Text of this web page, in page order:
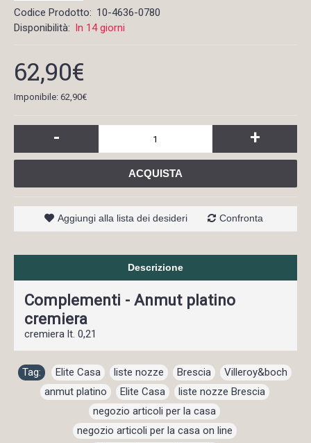
Codice Prodotto: 10-4636-0780
Disponibilità: In 14 giorni
62,90€
Imponibile: 62,90€
- +
ACQUISTA
Aggiungi alla lista dei desideri Confronta
Descrizione
Complementi - Anmut platino
cremiera
cremiera lt. 0,21
Tag: Elite Casa , liste nozze , Brescia , Villeroy&boch ,
anmut platino , Elite Casa , liste nozze Brescia ,
negozio articoli per la casa
negozio articoli per la casa on line ,